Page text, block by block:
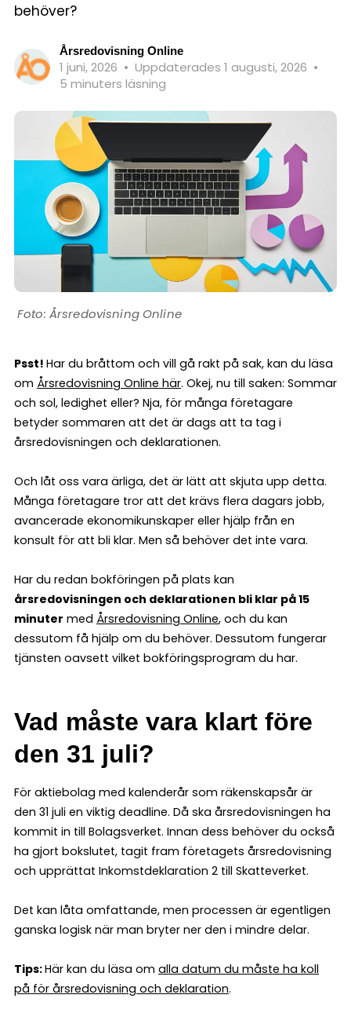
behöver?
Årsredovisning Online
1 juni, 2026 • Uppdaterades 1 augusti, 2026 •
5 minuters läsning
Årsredovisning Online
Psst! Har du bråttom och vill gå rakt på sak, kan du läsa
om Årsredovisning Online här. Okej, nu till saken: Sommar
och sol, ledighet eller? Nja, för många företagare
betyder sommaren att det är dags att ta tag i
årsredovisningen och deklarationen.
Och låt oss vara ärliga, det är lätt att skjuta upp detta.
Många företagare tror att det krävs flera dagars jobb,
avancerade ekonomikunskaper eller hjälp från en
konsult för att bli klar. Men så behöver det inte vara.
Har du redan bokföringen på plats kan
årsredovisningen och deklarationen bli klar på 15
minuter med Årsredovisning Online, och du kan
dessutom få hjälp om du behöver. Dessutom fungerar
tjänsten oavsett vilket bokföringsprogram du har.
Vad måste vara klart före
den 31 juli?
För aktiebolag med kalenderår som räkenskapsår är
den 31 juli en viktig deadline. Då ska årsredovisningen ha
kommit in till Bolagsverket. Innan dess behöver du också
ha gjort bokslutet, tagit fram företagets årsredovisning
och upprättat Inkomstdeklaration 2 till Skatteverket.
Det kan låta omfattande, men processen är egentligen
ganska logisk när man bryter ner den i mindre delar.
Tips:Här kan du läsa om alla datum du måste ha koll
på för årsredovisning och deklaration.